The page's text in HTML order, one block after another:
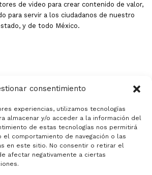
consentimiento
experiencias, utilizamos tecnologías
almacenar y/o acceder a la información del
de estas tecnologías nos permitirá
el comportamiento de navegación o las
en este sitio. No consentir o retirar el
afectar negativamente a ciertas
de video para crear contenido de valor,
para servir a los ciudadanos de nuestro
y de todo México.